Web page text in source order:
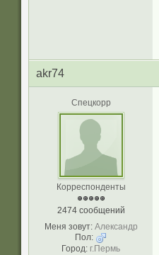
akr74
Спецкорр
Корреспонденты
2474 сообщений
Меня зовут: Александр
Пол:
Город: г.Пермь